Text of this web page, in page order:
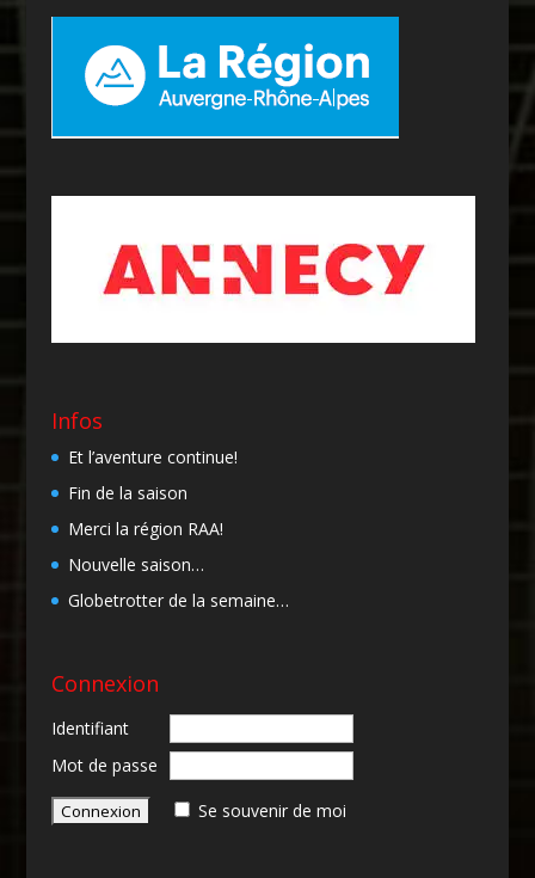
Infos
Et l’aventure continue!
Fin de la saison
Merci la région RAA!
Nouvelle saison…
Globetrotter de la semaine…
Connexion
Identifiant
Mot de passe
Se souvenir de moi